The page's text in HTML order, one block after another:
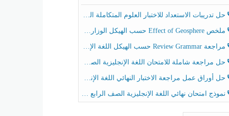
حل تدريبات الاستعداد للاختبار العلوم المتكاملة الصف الخامس عام الفصل الثالث
ملخص Effect of Geosphere حسب الهيكل الوزاري العلوم المتكاملة الصف الخامس انسبير الفصل الثالث
مراجعة Review Grammar حسب الهيكل اللغة الإنجليزية الصف الخامس الفصل الثالث
حل مراجعة شاملة للامتحان اللغة الإنجليزية الصف الخامس الفصل الثالث
حل أوراق عمل مراجعة الاختبار النهائي اللغة الإنجليزية الصف الرابع الفصل الثالث
نموذج امتحان نهائي اللغة الإنجليزية الصف الرابع الفصل الثالث